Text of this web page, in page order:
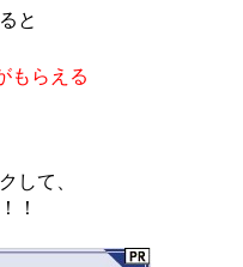
と
もらえる
して、
！